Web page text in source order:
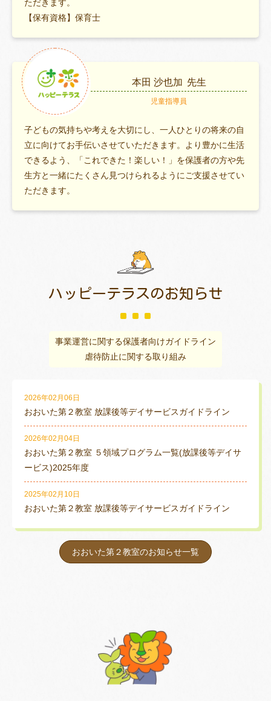
ただきます。
【保有資格】保育士
本田 沙也加 先生
児童指導員
子どもの気持ちや考えを大切にし、一人ひとりの将来の自
立に向けてお手伝いさせていただきます。より豊かに生活
できるよう、「これできた！楽しい！」を保護者の方や先
生方と一緒にたくさん見つけられるようにご支援させてい
ただきます。
ハッピーテラスのお知らせ
事業運営に関する保護者向けガイドライン
虐待防止に関する取り組み
2026年02月06日
おおいた第２教室 放課後等デイサービスガイドライン
2026年02月04日
おおいた第２教室 ５領域プログラム一覧(放課後等デイサ
ービス)2025年度
2025年02月10日
おおいた第２教室 放課後等デイサービスガイドライン
おおいた第２教室のお知らせ一覧